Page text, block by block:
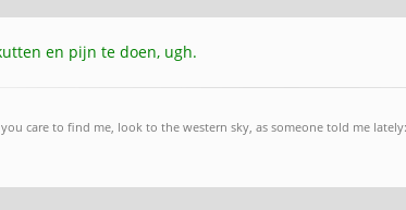
en pijn te doen, ugh.
care to find me, look to the western sky, as someone told me